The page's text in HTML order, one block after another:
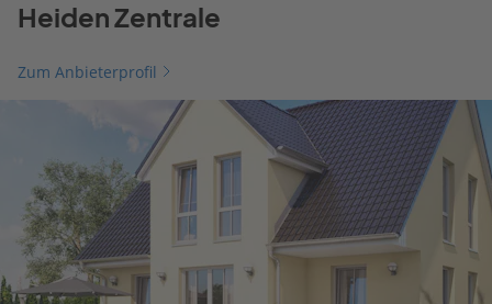
Heiden Zentrale
Zum Anbieterprofil